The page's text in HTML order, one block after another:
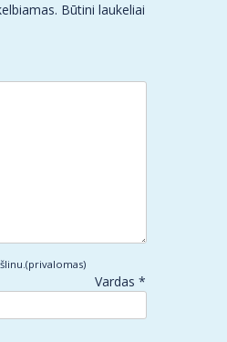
Būtini laukeliai
Vardas *